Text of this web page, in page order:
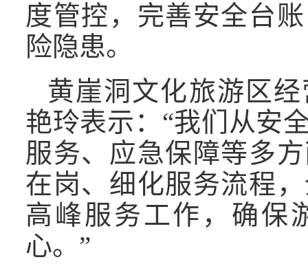
度管控，完善安全台
险隐患。
黄崖洞文化旅游区
艳玲表示：“我们从安
服务、应急保障等多
在岗、细化服务流程
高峰服务工作，确保
心。”